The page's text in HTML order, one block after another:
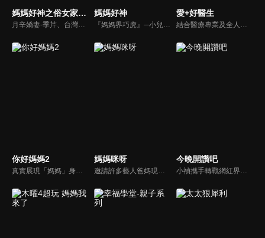
媽媽好神之俗女家務事 媽媽好神 愛+好醫生
你好媽媽2
真實展現「媽媽」身份的更多社會觸角，探討對「媽媽」概念的時代定義，探訪更多的當代媽媽。每期走進嘉賓生活，探討母親在家庭中、在自己生命中的位置。
媽媽咪呀
邀請許多藝人爸媽現身說法，與相關專家顧問共同討論分享，以談話的方式進行，對一人爸媽和名人家庭教育有興趣的朋友一定不能錯過。
今晚開讚吧
小禎攜手轉戰網紅界獲好評的羅時豐主持綜藝節目《今晚開讚吧》，節目嘗試創新互動式節目，帶動討論時事及創新的議題，打破傳統的談話模式，進而更貼近網路群眾。